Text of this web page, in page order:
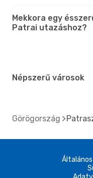
Mekkora egy
Patrai utazáshoz?
Népszerű városok
Görögország